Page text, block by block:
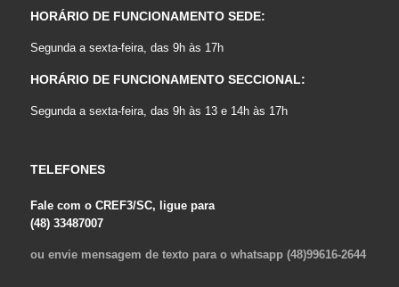
HORÁRIO DE FUNCIONAMENTO SEDE:
Segunda a sexta-feira, das 9h às 17h
HORÁRIO DE FUNCIONAMENTO SECCIONAL:
Segunda a sexta-feira, das 9h às 13 e 14h às 17h
TELEFONES
Fale com o CREF3/SC, ligue para
(48) 33487007
ou envie mensagem de texto para o whatsapp (48)99616-2644